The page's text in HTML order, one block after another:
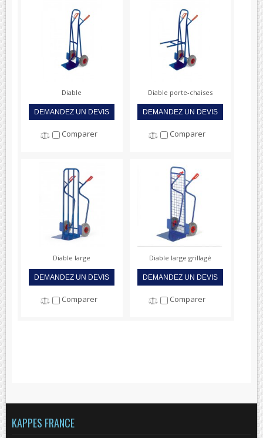
Diable
DEMANDEZ UN DEVIS
Comparer
Diable porte-chaises
DEMANDEZ UN DEVIS
Comparer
Diable large
DEMANDEZ UN DEVIS
Comparer
Diable large grillagé
DEMANDEZ UN DEVIS
Comparer
KAPPES FRANCE